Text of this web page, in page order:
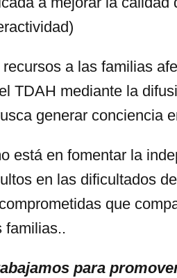
a las familias
TDAH mediante la
generar conciencia
está en fomentar la
en las dificultados
que
familias..
para